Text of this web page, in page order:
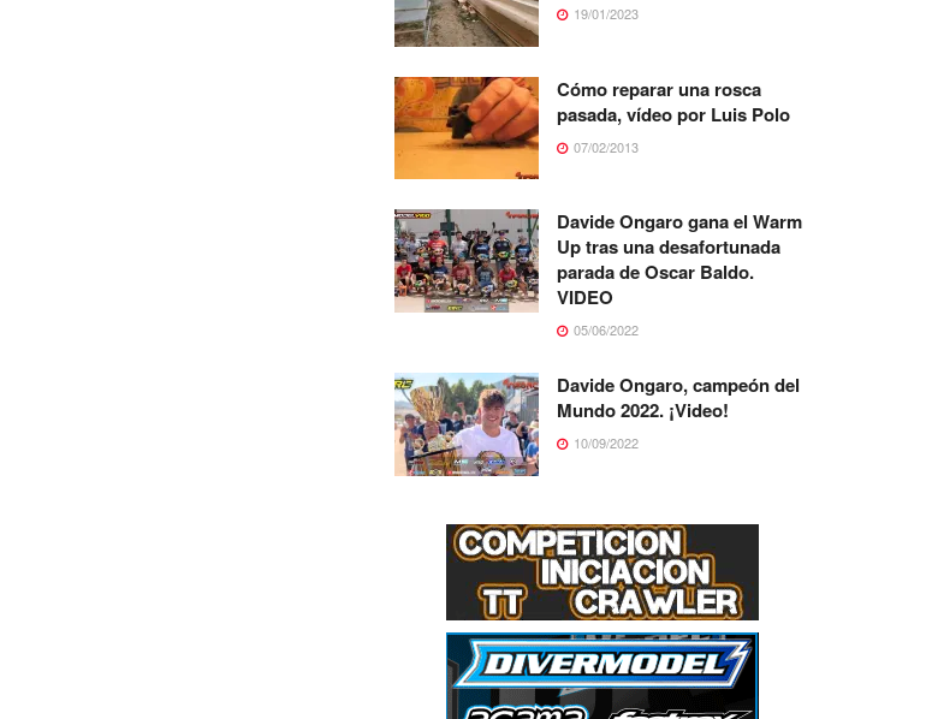
19/01/2023
Cómo reparar una rosca
pasada, vídeo por Luis Polo
07/02/2013
Davide Ongaro gana el Warm
Up tras una desafortunada
parada de Oscar Baldo.
VIDEO
05/06/2022
Davide Ongaro, campeón del
Mundo 2022. ¡Video!
10/09/2022